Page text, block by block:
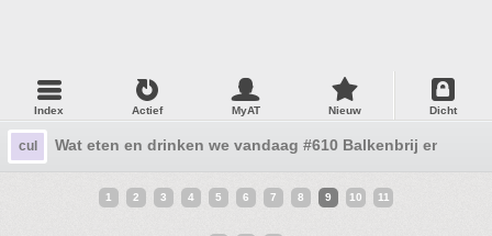
Index Actief MyAT Nieuw Dicht
cul Wat eten en drinken we vandaag #610 Balkenbrij en
1 2 3 4 5 6 7 8 9 10 11